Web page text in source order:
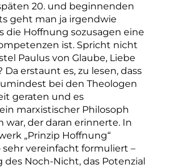
20. und beginnenden
geht man ja irgendwie
die Hoffnung sozusagen eine
ist. Spricht nicht
Paulus von Glaube, Liebe
erstaunt es, zu lesen, dass
bei den Theologen
geraten und es
marxistischer Philosoph
war, der daran erinnerte. In
„Prinzip Hoffnung“
sehr vereinfacht formuliert –
Noch-Nicht, das Potenzial